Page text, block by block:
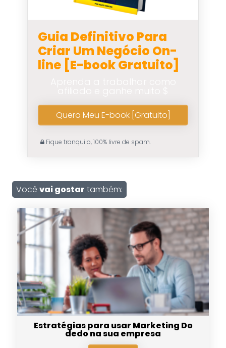
Guia Definitivo Para
Criar Um Negócio On-
line [E-book Gratuito]
Quero Meu E-book [Gratuito]
Fique tranquilo, 100% livre de spam.
Você vai gostar também:
Estratégias para usar Marketing Do
dedo na sua empresa